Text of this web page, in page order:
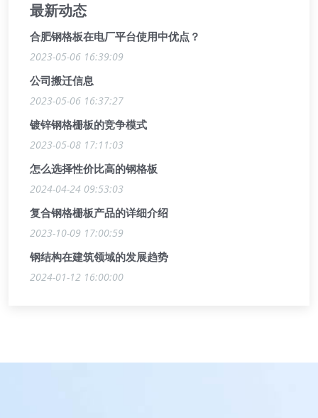
最新动态
合肥钢格板在电厂平台使用中优点？
2023-05-06 16:39:09
公司搬迁信息
2023-05-06 16:37:27
镀锌钢格栅板的竞争模式
2023-05-08 17:11:03
怎么选择性价比高的钢格板
2024-04-24 09:53:03
复合钢格栅板产品的详细介绍
2023-10-09 17:00:59
钢结构在建筑领域的发展趋势
2024-01-12 16:00:00